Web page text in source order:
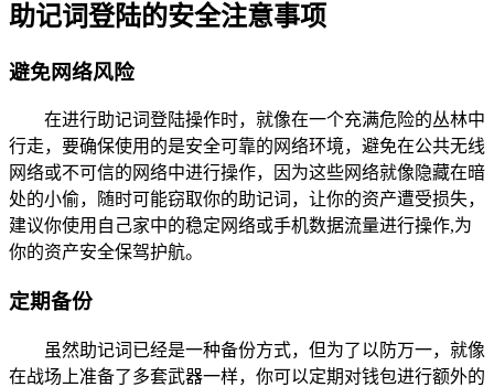
助记词登陆的安全注意事项
避免网络风险
在进行助记词登陆操作时，就像在一个充满危险的丛林中
行走，要确保使用的是安全可靠的网络环境，避免在公共无线
网络或不可信的网络中进行操作，因为这些网络就像隐藏在暗
处的小偷，随时可能窃取你的助记词，让你的资产遭受损失，
建议你使用自己家中的稳定网络或手机数据流量进行操作,为
你的资产安全保驾护航。
定期备份
虽然助记词已经是一种备份方式，但为了以防万一，就像
在战场上准备了多套武器一样，你可以定期对钱包进行额外的